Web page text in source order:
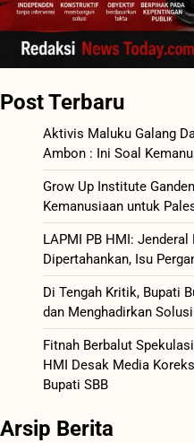
Post Terbaru
Aktivis Maluku Galang
Ambon : Ini Soal
Grow Up Institute
Kemanusiaan untuk
LAPMI PB HMI:
Dipertahankan, Isu
Di Tengah Kritik, Bupati
dan Menghadirkan
Fitnah Berbalut
HMI Desak Media
Bupati SBB
Arsip Berita